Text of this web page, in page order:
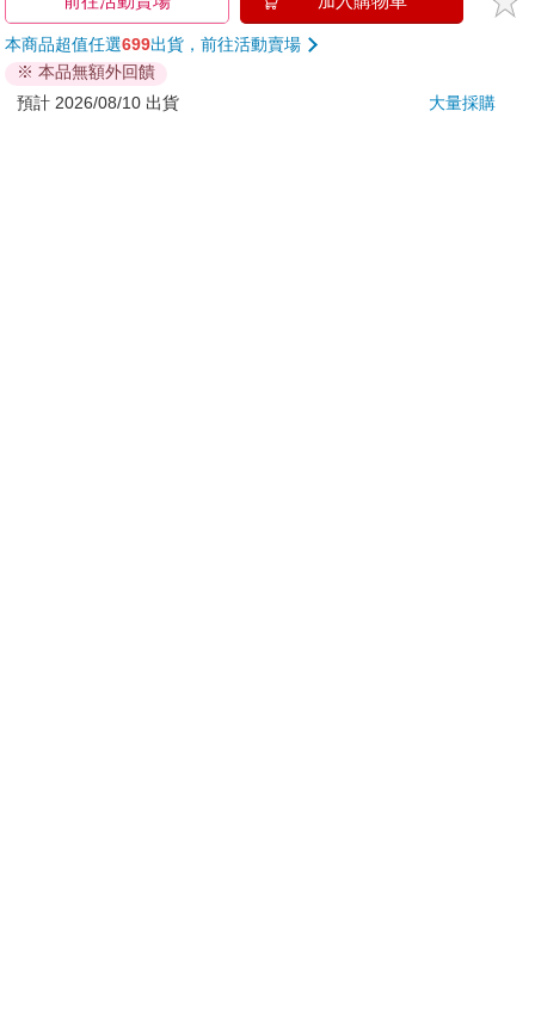
刀…等）
若非上列種類商品，均享有到貨7天的猶豫期（含例假
日）。
辦理退換貨時，商品（組合商品恕無法接受單獨退貨）必須
本商品超值任選699出貨，前往活動賣場
※ 本品無額外回饋
預計 2026/08/10 出貨
大量採購